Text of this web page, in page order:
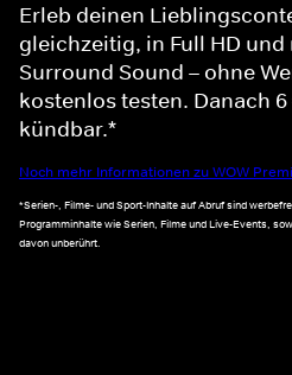
Erleb deinen
gleichzeitig, in Full HD und
Surround Sound – ohne
kostenlos testen. Danach
kündbar.*
Noch mehr Informationen zu WOW
*Serien-, Filme- und Sport-Inhalte auf Abruf sind
Programminhalte wie Serien, Filme und Live-Events,
davon unberührt.